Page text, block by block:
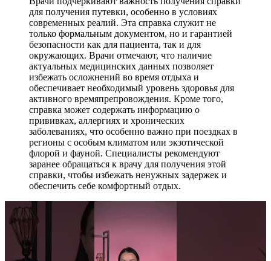
для получения путевки, особенно в условиях
современных реалий. Эта справка служит не
только формальным документом, но и гарантией
безопасности как для пациента, так и для
окружающих. Врачи отмечают, что наличие
актуальных медицинских данных позволяет
избежать осложнений во время отдыха и
обеспечивает необходимый уровень здоровья для
активного времяпрепровождения. Кроме того,
справка может содержать информацию о
прививках, аллергиях и хронических
заболеваниях, что особенно важно при поездках в
регионы с особым климатом или экзотической
флорой и фауной. Специалисты рекомендуют
заранее обращаться к врачу для получения этой
справки, чтобы избежать ненужных задержек и
обеспечить себе комфортный отдых.